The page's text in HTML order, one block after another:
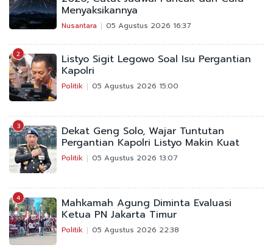
Menyaksikannya
Nusantara 05 Agustus 2026 16:37
2 Listyo Sigit Legowo Soal Isu Pergantian
Kapolri
Politik 05 Agustus 2026 15:00
3 Dekat Geng Solo, Wajar Tuntutan
Pergantian Kapolri Listyo Makin Kuat
Politik 05 Agustus 2026 13:07
4 Mahkamah Agung Diminta Evaluasi
Ketua PN Jakarta Timur
Politik 05 Agustus 2026 22:38